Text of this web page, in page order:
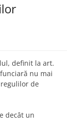
definit la art.
nu mai
de
decât un